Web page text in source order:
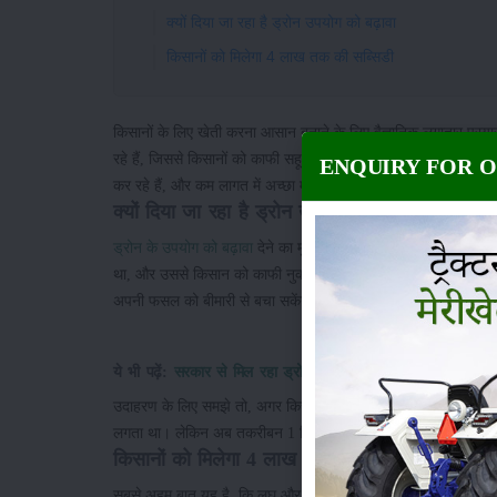
क्यों दिया जा रहा है ड्रोन उपयोग को बढ़ावा
किसानों को मिलेगा 4 लाख तक की सब्सिडी
किसानों के लिए खेती करना आसान बनाने के लिए वैज्ञानिक लगातार
रहे हैं, जिससे किसानों को काफी सहूलियत मिल रही है। वैज्ञानिकों के
कर रहे हैं, और कम लागत में अच्छा मुनाफा कमा रहे हैं। इसका एक
क्यों दिया जा रहा है ड्रोन उपयोग को बढ़ावा
ड्रोन के उपयोग को बढ़ावा
देने का मुख्य कारण बताया जाता है, कि
था, और उससे किसान को काफी नुकसान का सामना करना पड़ता
अपनी फसल को बीमारी से बचा सकेंगे। ड्रोन के उपयोग से किसानों को
सरकार से मिल रहा ड्रोन लेने पर १०० % तक अनुदान,
उदाहरण के लिए समझे तो, अगर किसी किसान ने 40 एकड़ भूमि में खेती
लगता था। लेकिन अब तकरीबन 1 दिन में ड्रोन की सहायता से
किसानों को मिलेगा 4 लाख तक की सब्सिडी
ENQUIRY FOR